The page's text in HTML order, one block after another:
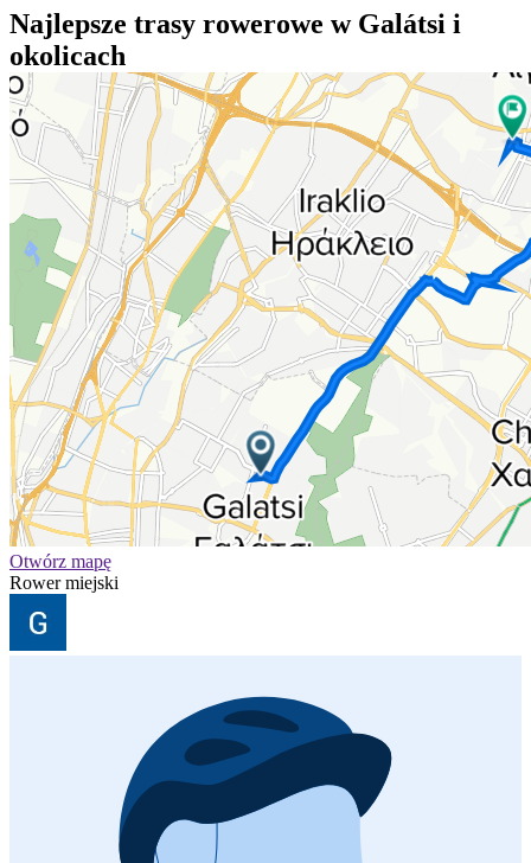
Najlepsze trasy rowerowe w Galátsi i
okolicach
Otwórz mapę
Rower miejski